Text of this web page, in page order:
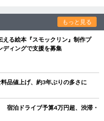
もっと見る
える絵本『スモックリン』制作プ
ィングで支援を募集
品値上げ、約3年ぶりの多さに
宿泊ドライブ予算4万円超、渋滞・